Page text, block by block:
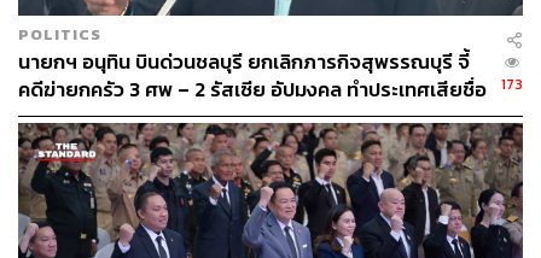
– ศาลฎีกา (วันนี้): พิพากษาแก้ให้ลงโทษจำคุก 2 ปี 12 เดือน
20 วัน
TAGS: ยาเสพติด เสกสรรค์ ศุขพิมาย
เสก โลโซ
ครอบครองอาวุธปืนผิดกฎหมาย
ศาลอาญามีนบุรี
POLITICS
นายกฯ อนุทิน บินด่วนชลบุรี ยกเลิกภารกิจสุพรรณบุรี จี้
คดีฆ่ายกครัว 3 ศพ – 2 รัสเซีย อัปมงคล ทำประเทศเสียชื่อ
เสียง
173